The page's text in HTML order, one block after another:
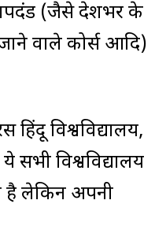
(जैसे देशभर के
वाले कोर्स आदि)
हिंदू विश्वविद्यालय,
विश्वविद्यालय
है लेकिन अपनी